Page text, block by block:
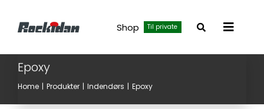
Shop Til private
Toggle
Epoxy
Home Produkter Indendørs Epoxy